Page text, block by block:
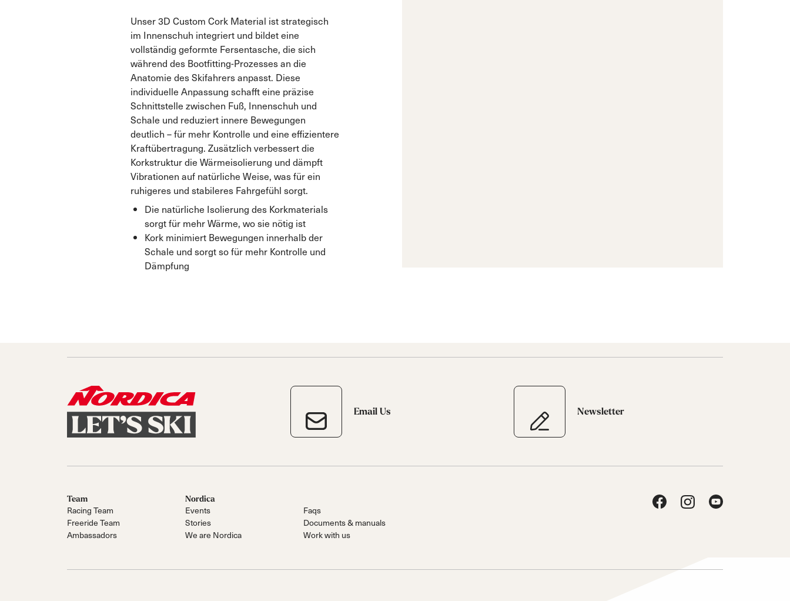
Unser 3D Custom Cork Material ist strategisch
im Innenschuh integriert und bildet eine
vollständig geformte Fersentasche, die sich
während des Bootfitting-Prozesses an die
Anatomie des Skifahrers anpasst. Diese
individuelle Anpassung schafft eine präzise
Schnittstelle zwischen Fuß, Innenschuh und
Schale und reduziert innere Bewegungen
deutlich – für mehr Kontrolle und eine effizientere
Kraftübertragung. Zusätzlich verbessert die
Korkstruktur die Wärmeisolierung und dämpft
Vibrationen auf natürliche Weise, was für ein
ruhigeres und stabileres Fahrgefühl sorgt.
Die natürliche Isolierung des Korkmaterials
sorgt für mehr Wärme, wo sie nötig ist
Kork minimiert Bewegungen innerhalb der
Schale und sorgt so für mehr Kontrolle und
Dämpfung
Email Us Newsletter
Team
Racing Team
Freeride Team
Ambassadors
Nordica
Events
Stories
We are Nordica
Faqs
Documents & manuals
Work with us